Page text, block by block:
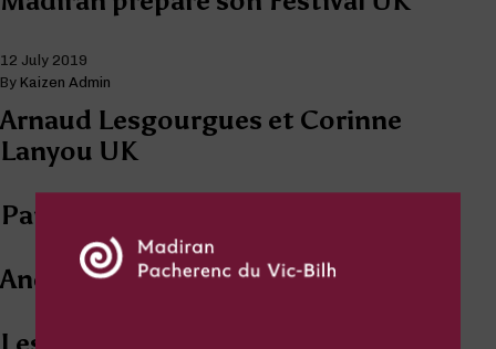
12 July 2019
By Kaizen Admin
Arnaud Lesgourgues et Corinne
Lanyou UK
Panacotta coco UK
André Micas UK